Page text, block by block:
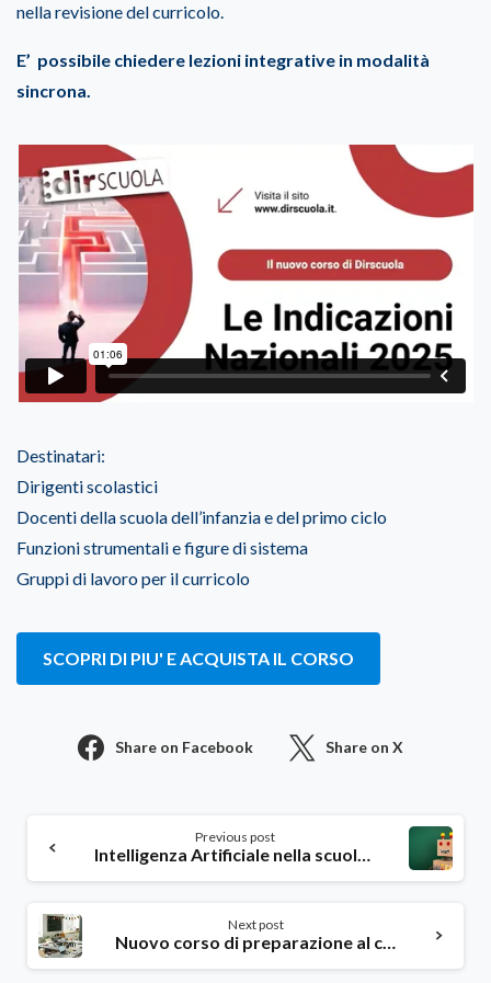
nella revisione del curricolo.
E’ possibile chiedere lezioni integrative in modalità
sincrona.
Destinatari:
Dirigenti scolastici
Docenti della scuola dell’infanzia e del primo ciclo
Funzioni strumentali e figure di sistema
Gruppi di lavoro per il curricolo
SCOPRI DI PIU' E ACQUISTA IL CORSO
Share on Facebook Share on X
Reading
Previous post
Intelligenza Artificiale nella scuola: cogli l’opportunità del Bando DM 219/2025
Next post
Nuovo corso di preparazione al concorso DS